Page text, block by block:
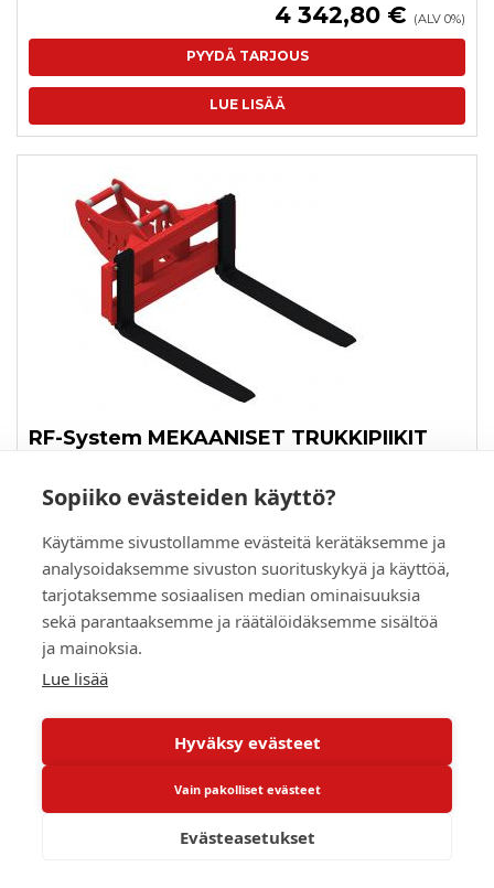
Sopiiko evästeiden käyttö?
Käytämme sivustollamme evästeitä kerätäksemme ja
analysoidaksemme sivuston suorituskykyä ja käyttöä,
tarjotaksemme sosiaalisen median ominaisuuksia
sekä parantaaksemme ja räätälöidäksemme sisältöä
ja mainoksia.
Lue lisää
Hyväksy evästeet
Vain pakolliset evästeet
Evästeasetukset
4 342,80 € (ALV 0%)
PYYDÄ TARJOUS
LUE LISÄÄ
RF-System MEKAANISET TRUKKIPIIKIT
Varastossa
2 214,30 €(ALV 0%)
PYYDÄ TARJOUS